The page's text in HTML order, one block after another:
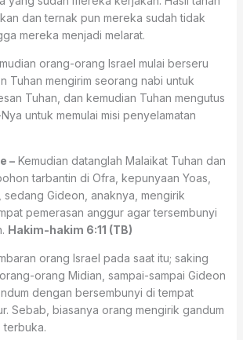
dan ternak pun mereka sudah tidak
mereka menjadi melarat.
orang-orang Israel mulai berseru
Tuhan mengirim seorang nabi untuk
Tuhan, dan kemudian Tuhan mengutus
untuk memulai misi penyelamatan
–Kemudian datanglah Malaikat Tuhan dan
tarbantin di Ofra, kepunyaan Yoas,
sedang Gideon, anaknya, mengirik
pemerasan anggur agar tersembunyi
Hakim-hakim 6:11 (TB)
orang Israel pada saat itu; saking
orang Midian, sampai-sampai Gideon
dengan bersembunyi di tempat
Sebab, biasanya orang mengirik gandum
terbuka.